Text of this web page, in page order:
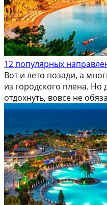
12 популярных
Вот и лето позади, а
из городского плена.
отдохнуть, вовсе не